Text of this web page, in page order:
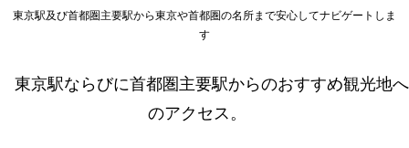
東京駅及び首都圏主要駅から東京や首都圏の名所まで安心してナビゲートしま
す
東京駅ならびに首都圏主要駅からのおすすめ観光地へ
のアクセス。